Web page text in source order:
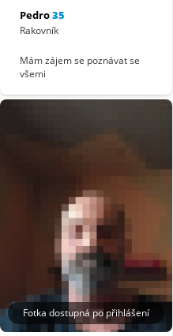
Pedro35
Rakovník
Mám zájem se poznávat se
všemi
Fotka dostupná po přihlášení